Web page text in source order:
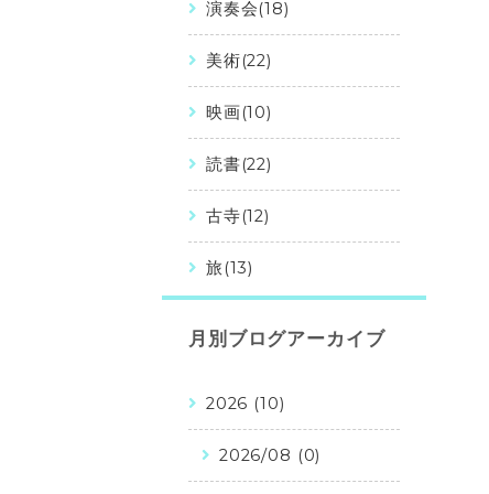
演奏会(18)
美術(22)
映画(10)
読書(22)
古寺(12)
旅(13)
月別ブログアーカイブ
2026 (10)
2026/08 (0)